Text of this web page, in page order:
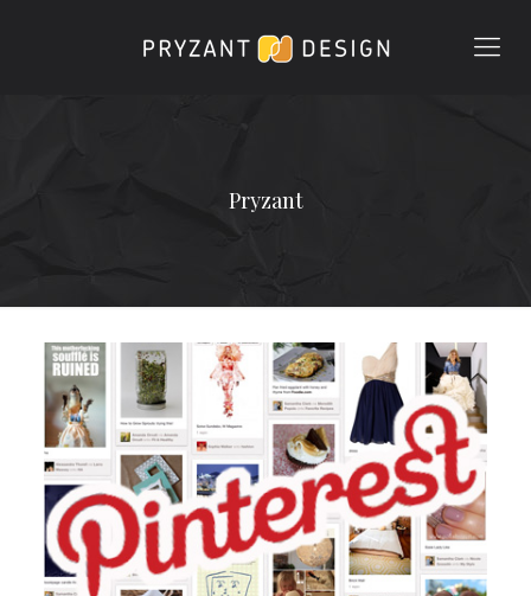
Pryzant